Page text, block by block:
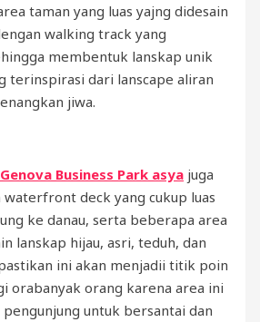
taman yang luas yajng didesain
walking track yang
membentuk lanskap unik
terinspirasi dari lanscape aliran
jiwa.
Business Park asya juga
deck yang cukup luas
ke danau, serta beberapa area
lanskap hijau, asri, teduh, dan
ini akan menjadii titik poin
orabanyak orang karena area ini
untuk bersantai dan